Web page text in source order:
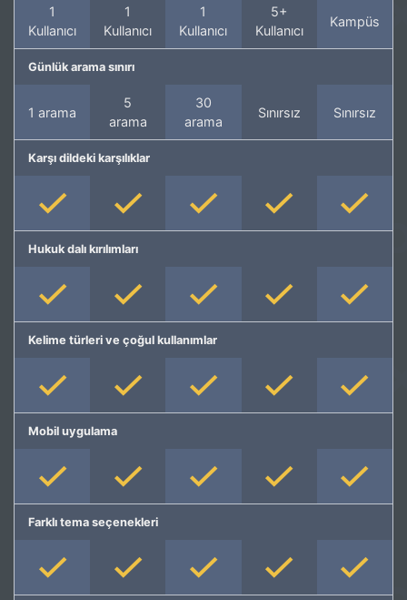
1
Kullanıcı
1
Kullanıcı
1
Kullanıcı
5+
Kullanıcı
Kampüs
Günlük arama sınırı
1 arama
5
arama
30
arama
Sınırsız Sınırsız
Karşı dildeki karşılıklar
Hukuk dalı kırılımları
Kelime türleri ve çoğul kullanımlar
Mobil uygulama
Farklı tema seçenekleri